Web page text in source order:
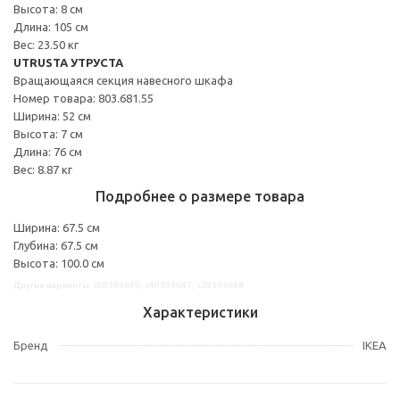
Высота: 8 см
Длина: 105 см
Вес: 23.50 кг
UTRUSTA УТРУСТА
Вращающаяся секция навесного шкафа
Номер товара: 803.681.55
Ширина: 52 см
Высота: 7 см
Длина: 76 см
Вес: 8.87 кг
Подробнее о размере товара
Ширина: 67.5 см
Глубина: 67.5 см
Высота: 100.0 см
Характеристики
Бренд IKEA